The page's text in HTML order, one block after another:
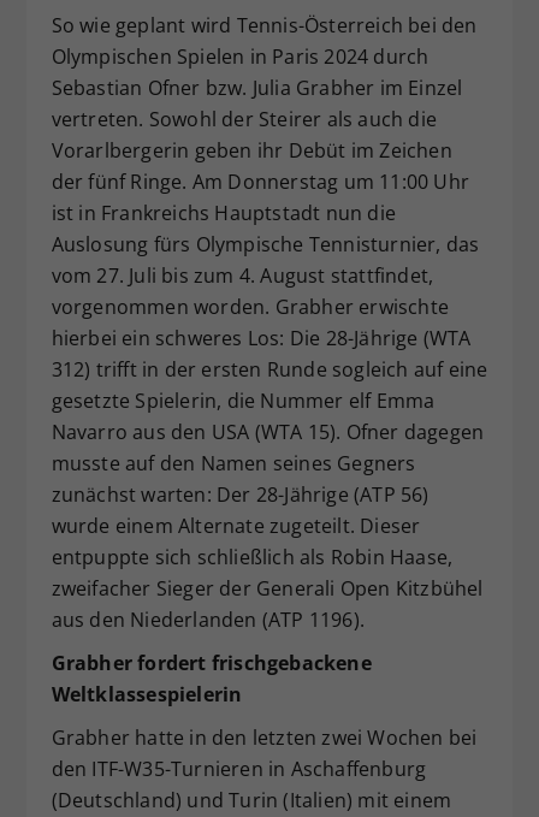
So wie geplant wird Tennis-Österreich bei den
Olympischen Spielen in Paris 2024 durch
Sebastian Ofner bzw. Julia Grabher im Einzel
vertreten. Sowohl der Steirer als auch die
Vorarlbergerin geben ihr Debüt im Zeichen
der fünf Ringe. Am Donnerstag um 11:00 Uhr
ist in Frankreichs Hauptstadt nun die
Auslosung fürs Olympische Tennisturnier, das
vom 27. Juli bis zum 4. August stattfindet,
vorgenommen worden. Grabher erwischte
hierbei ein schweres Los: Die 28-Jährige (WTA
312) trifft in der ersten Runde sogleich auf eine
gesetzte Spielerin, die Nummer elf Emma
Navarro aus den USA (WTA 15). Ofner dagegen
musste auf den Namen seines Gegners
zunächst warten: Der 28-Jährige (ATP 56)
wurde einem Alternate zugeteilt. Dieser
entpuppte sich schließlich als Robin Haase,
zweifacher Sieger der Generali Open Kitzbühel
aus den Niederlanden (ATP 1196).
Grabher fordert frischgebackene
Weltklassespielerin
Grabher hatte in den letzten zwei Wochen bei
den ITF-W35-Turnieren in Aschaffenburg
(Deutschland) und Turin (Italien) mit einem
Zweck
Dieser Wert speichert Ihre Consent-
Einstellungen. Unter anderem eine
zufällig generierte ID, für die
historische Speicherung Ihrer
Webseiten-Betreiber dies eingestellt
hat.